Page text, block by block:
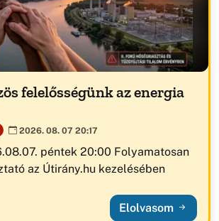
felelősségünk az energia
2026. 08. 07 20:17
péntek 20:00 Folyamatosan
az Útirány.hu kezelésében
Elolvasom